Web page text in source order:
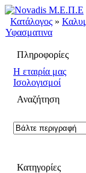
Κατάλογος »
Υφασματινα
Πληροφορίες
H εταιρία μας
Ισολογισμοί
Αναζήτηση
Κατηγορίες